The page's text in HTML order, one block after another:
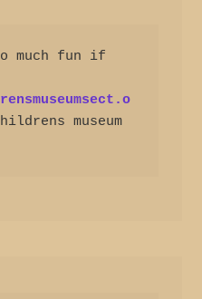
much fun if
museum